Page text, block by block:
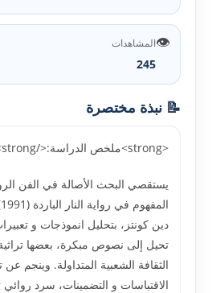
👁️المشاهدات
245
📝 نبذة مختصرة
<strong>ملخص الدراسة:</strong>
يستقصي البحث الأصالة في الفن
دين كونتز، بتحليل انموذجات و
تحيل إلى نصوص مبكرة، بعضها
الثقافة الشعبية المتداولة. وينجم
الاقتباسات و التضمينات، سرد روائي